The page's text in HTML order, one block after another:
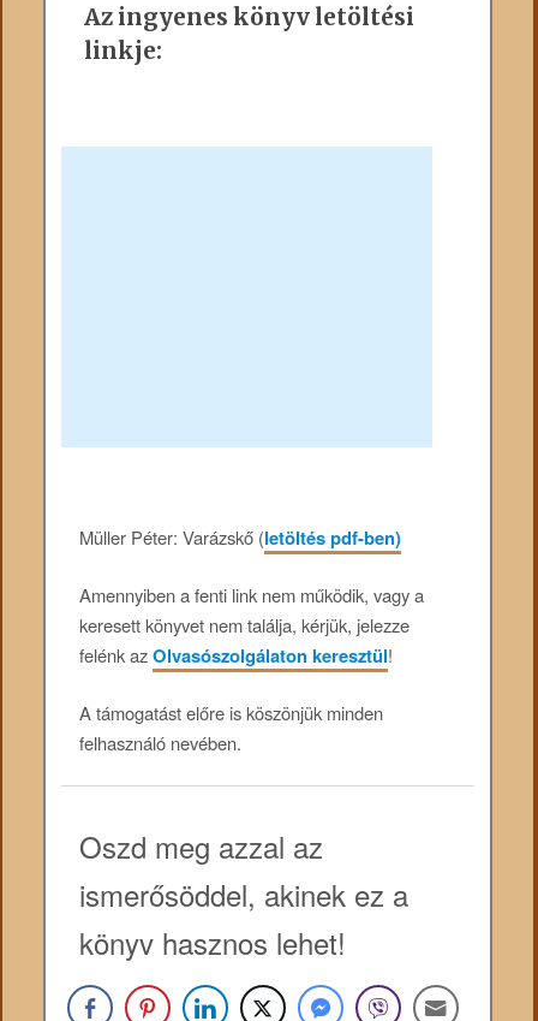
Az ingyenes könyv letöltési
linkje:
Müller Péter: Varázskő (letöltés pdf-ben)
Amennyiben a fenti link nem működik, vagy a
keresett könyvet nem találja, kérjük, jelezze
felénk azOlvasószolgálaton keresztül!
A támogatást előre is köszönjük minden
felhasználó nevében.
Oszd meg azzal az
ismerősöddel, akinek ez a
könyv hasznos lehet!